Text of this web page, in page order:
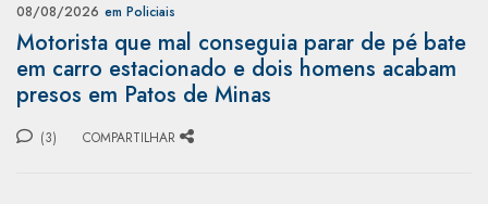
08/08/2026 em Policiais
Motorista que mal conseguia parar de pé bate
em carro estacionado e dois homens acabam
presos em Patos de Minas
(3) COMPARTILHAR